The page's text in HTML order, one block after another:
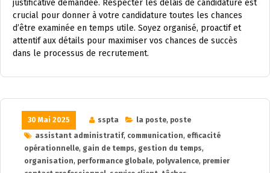
justificative demandée. Respecter les délais de candidature est
crucial pour donner à votre candidature toutes les chances
d’être examinée en temps utile. Soyez organisé, proactif et
attentif aux détails pour maximiser vos chances de succès
dans le processus de recrutement.
30 Mai 2025 sspta la poste, poste
assistant administratif, communication, efficacité
opérationnelle, gain de temps, gestion du temps,
organisation, performance globale, polyvalence, premier